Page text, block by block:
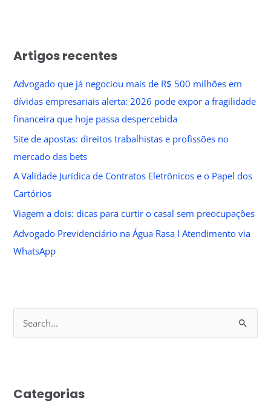
Artigos recentes
Advogado que já negociou mais de R$ 500 milhões em
dívidas empresariais alerta: 2026 pode expor a fragilidade
financeira que hoje passa despercebida
Site de apostas: direitos trabalhistas e profissões no
mercado das bets
A Validade Jurídica de Contratos Eletrônicos e o Papel dos
Cartórios
Viagem a dois: dicas para curtir o casal sem preocupações
Advogado Previdenciário na Água Rasa I Atendimento via
WhatsApp
e
c
Categorias